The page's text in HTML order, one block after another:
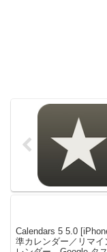
Calendars 5 5.0
準カレンダー／リマイ